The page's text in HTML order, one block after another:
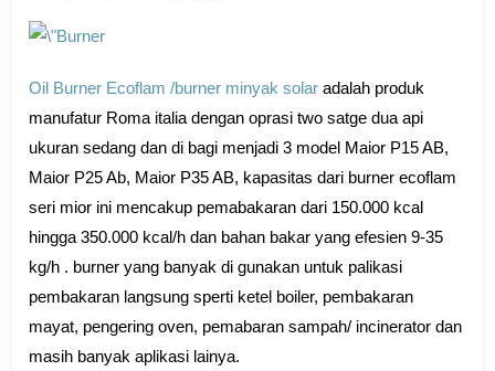
Oil Burner Ecoflam /burner minyak solar adalah produk
manufatur Roma italia dengan oprasi two satge dua api
ukuran sedang dan di bagi menjadi 3 model Maior P15 AB,
Maior P25 Ab, Maior P35 AB, kapasitas dari burner ecoflam
seri mior ini mencakup pemabakaran dari 150.000 kcal
hingga 350.000 kcal/h dan bahan bakar yang efesien 9-35
kg/h . burner yang banyak di gunakan untuk palikasi
pembakaran langsung sperti ketel boiler, pembakaran
mayat, pengering oven, pemabaran sampah/ incinerator dan
masih banyak aplikasi lainya.